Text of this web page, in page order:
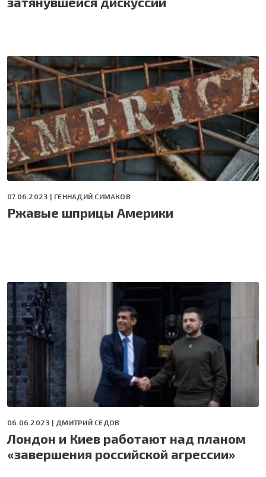
07.06.2023 | ГЕННАДИЙ СИМАКОВ
Ржавые шприцы Америки
06.06.2023 | ДМИТРИЙ СЕДОВ
Лондон и Киев работают над планом
«завершения российской агрессии»